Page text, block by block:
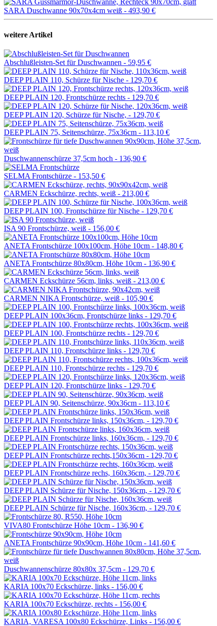
SARA Duschwanne 90x70x4cm weiß - 493,90 €
weitere Artikel
Abschlußleisten-Set für Duschwannen - 59,95 €
DEEP PLAIN 110, Schürze für Nische - 129,70 €
DEEP PLAIN 120, Frontschürze rechts - 129,70 €
DEEP PLAIN 120, Schürze für Nische, - 129,70 €
DEEP PLAIN 75, Seitenschürze, 75x36cm - 113,10 €
Duschwannenschürze 37,5cm hoch - 136,90 €
SELMA Frontschürze - 153,50 €
CARMEN Eckschürze, rechts, weiß - 213,00 €
DEEP PLAIN 100, Frontschürze für Nische - 129,70 €
ISA 90 Frontschürze, weiß - 156,00 €
ANETA Frontschürze 100x100cm, Höhe 10cm - 148,80 €
ANETA Frontschürze 80x80cm, Höhe 10cm - 136,90 €
CARMEN Eckschürze 56cm, links, weiß - 213,00 €
CARMEN NIKA Frontschürze, weiß - 105,90 €
DEEP PLAIN 100x36cm, Frontschürze links - 129,70 €
DEEP PLAIN 100, Frontschürze rechts - 129,70 €
DEEP PLAIN 110, Frontschürze links - 129,70 €
DEEP PLAIN 110, Frontschürze rechts - 129,70 €
DEEP PLAIN 120, Frontschürze links - 129,70 €
DEEP PLAIN 90, Seitenschürze, 90x36cm - 113,10 €
DEEP PLAIN Frontschürze links, 150x36cm, - 129,70 €
DEEP PLAIN Frontschürze links, 160x36cm, - 129,70 €
DEEP PLAIN Frontschürze rechts,150x36cm - 129,70 €
DEEP PLAIN Frontschürze rechs, 160x36cm, - 129,70 €
DEEP PLAIN Schürze für Nische, 150x36cm, - 129,70 €
DEEP PLAIN Schürze für Nische, 160x36cm, - 129,70 €
VIVA80 Frontschürze Höhe 10cm - 136,90 €
ANETA Frontschürze 90x90cm, Höhe 10cm - 141,60 €
Duschwannenschürze 80x80x 37,5cm - 129,70 €
KARIA 100x70 Eckschürze, links - 156,00 €
KARIA 100x70 Eckschürze, rechts - 156,00 €
KARIA, VARESA 100x80 Eckschürze, Links - 156,00 €